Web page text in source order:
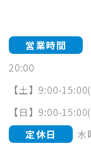
営業時間
20:00
【土】9:00-
【日】9:00-
定休日
水